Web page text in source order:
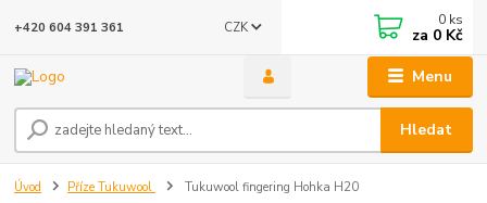
Menu
CZK
Hledat
+420 604 391 361 0 ks
za 0 Kč
Úvod Příze Tukuwool Tukuwool fingering Hohka H20